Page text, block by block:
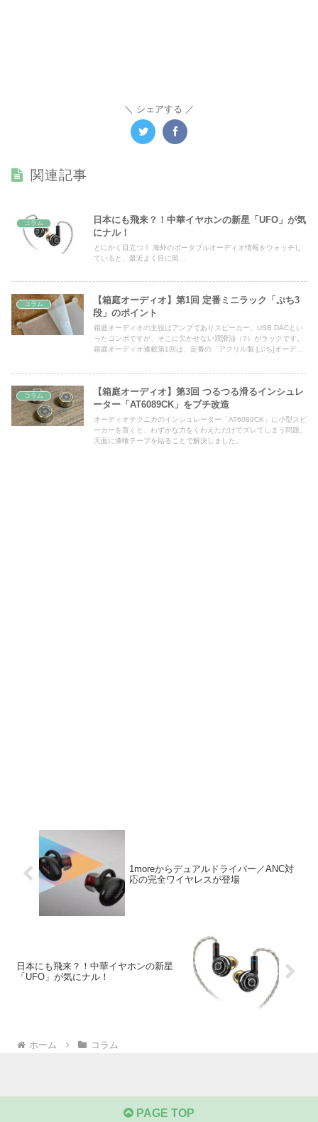
シェアする
関連記事
コラム
日本にも飛来？！中華イヤホンの新星「UFO」が気
にナル！
とにかく目立つ！ 海外のポータブルオーディオ情報をウォッチし
ていると、最近よく目に留...
コラム
【箱庭オーディオ】第1回 定番ミニラック「ぷち3
段」のポイント
箱庭オーディオの主役はアンプでありスピーカー、USB DACとい
ったコンポですが、そこに欠かせない潤滑油（?）がラックです。
箱庭オーディオ連載第1回は、定番の「アクリル製 [ぷち]オーディ
コラム
【箱庭オーディオ】第3回 つるつる滑るインシュレ
ーター「AT6089CK」をプチ改造
オーディオテクニカのインシュレーター「AT6089CK」に小型スピ
ーカーを置くと、わずかな力をくわえただけでズレてしまう問題。
天面に漆喰テープを貼ることで解決しました。
1moreからデュアルドライバー／ANC対
応の完全ワイヤレスが登場
日本にも飛来？！中華イヤホンの新星
「UFO」が気にナル！
ホーム コラム
PAGE TOP